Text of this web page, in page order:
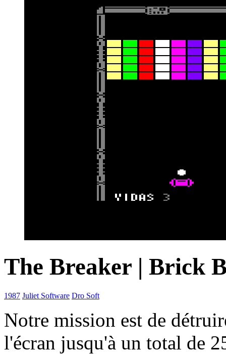
The Breaker | Brick
1987 Juliet Software Dro Soft
Notre mission est de
l'écran jusqu'à un total de